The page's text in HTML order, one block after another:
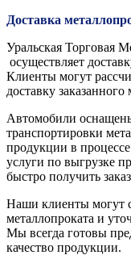
Доставка
Уральская Торговая
осуществляет
Клиенты могут
доставку заказанного
Автомобили
транспортировки
продукции в
услуги по выгрузке
быстро получить
Наши клиенты могут
металлопроката и
Мы всегда готовы
качество продукции.